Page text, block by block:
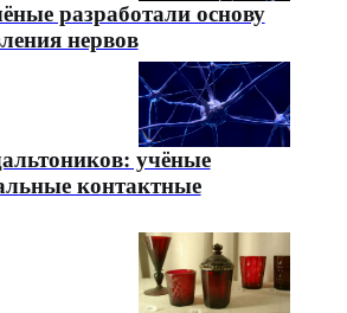
разработали основу
нервов
учёные
контактные